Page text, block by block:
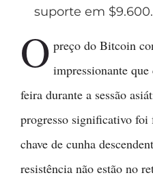
suporte em $9.600.
O preço do Bitcoin
impressionante
feira durante a sessão
progresso significativo foi
chave de cunha
resistência não estão no